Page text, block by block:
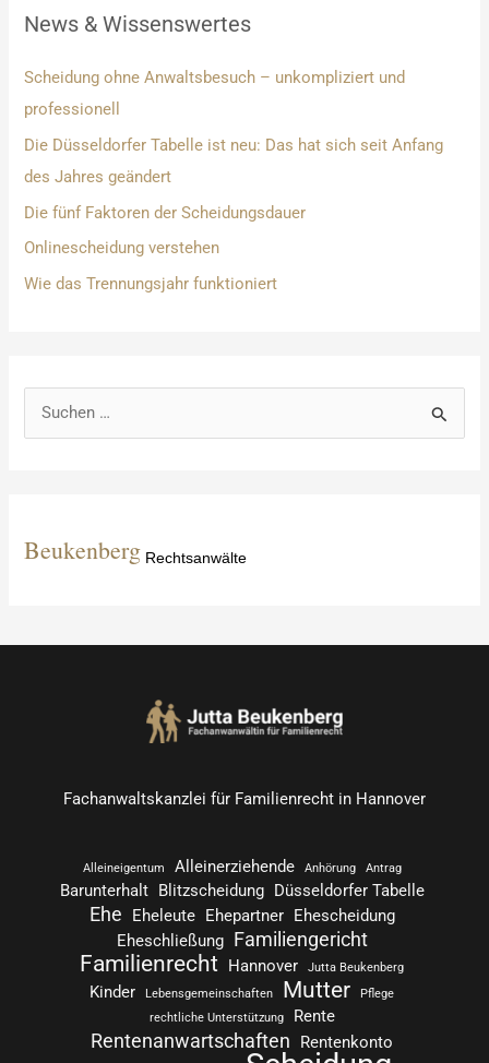
News & Wissenswertes
Scheidung ohne Anwaltsbesuch – unkompliziert und
professionell
Die Düsseldorfer Tabelle ist neu: Das hat sich seit Anfang
des Jahres geändert
Die fünf Faktoren der Scheidungsdauer
Onlinescheidung verstehen
Wie das Trennungsjahr funktioniert
u
n
Beukenberg Rechtsanwälte
Fachanwaltskanzlei für Familienrecht in Hannover
Alleineigentum Alleinerziehende Anhörung Antrag
Barunterhalt Blitzscheidung Düsseldorfer Tabelle
Ehe Eheleute Ehepartner Ehescheidung
Eheschließung Familiengericht
Familienrecht Hannover Jutta Beukenberg
Kinder Lebensgemeinschaften Mutter
Pflege
rechtliche Unterstützung
Rente
Rentenanwartschaften
Rentenkonto